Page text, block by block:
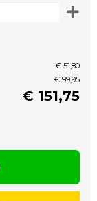
€ 51,80
€ 99,95
€ 151,75